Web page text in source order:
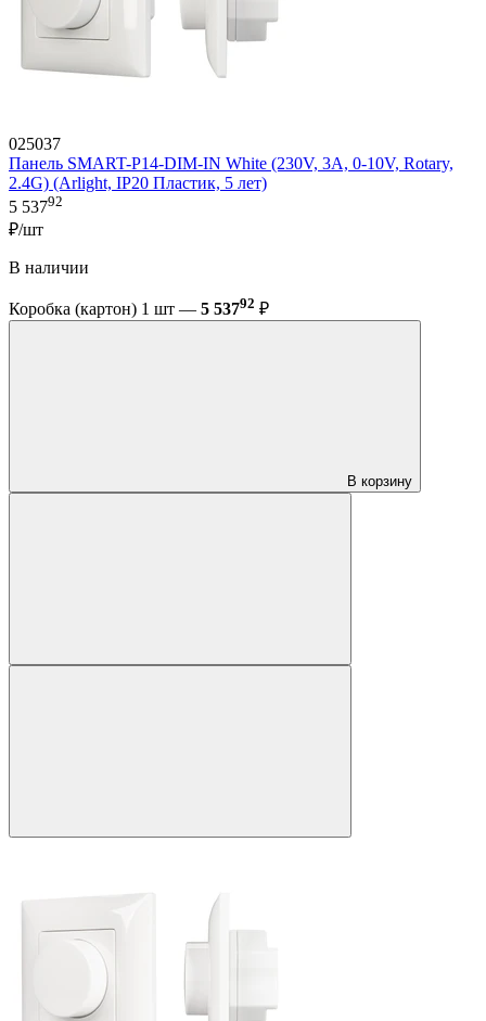
025037
Панель SMART-P14-DIM-IN White (230V, 3A, 0-10V, Rotary,
2.4G) (Arlight, IP20 Пластик, 5 лет)
5 53792
₽/шт
В наличии
Коробка (картон) 1 шт — 5 53792 ₽
В корзину